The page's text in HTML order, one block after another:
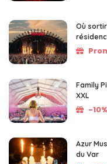
Où
Family
XXL
-
Azur
du Var